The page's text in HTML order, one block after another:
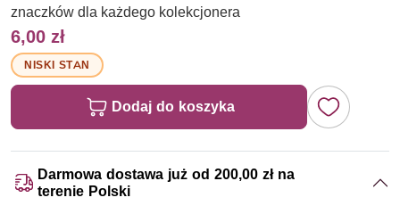
znaczków dla każdego kolekcjonera
6,00 zł
NISKI STAN
Dodaj do koszyka
Darmowa dostawa już od 200,00 zł na
terenie Polski